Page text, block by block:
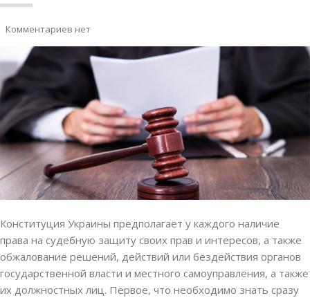
Комментариев нет
Конституция Украины предполагает у каждого наличие
права на судебную защиту своих прав и интересов, а также
обжалование решений, действий или бездействия органов
государственной власти и местного самоуправления, а также
их должностных лиц. Первое, что необходимо знать сразу